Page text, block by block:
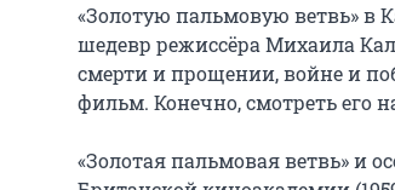
«Золотую пальмовую ветвь» в
шедевр режиссёра Михаила
смерти и прощении, войне и
фильм. Конечно, смотреть его
«Золотая пальмовая ветвь» и